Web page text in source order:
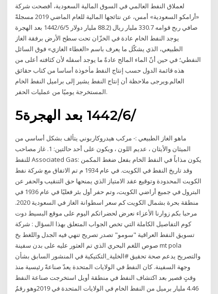
لعملاق النفط العالمي في السوق المالية السعودية، أفصحت شركة
«أرامكو السعودية» أمس، عن نتائجها المالية للعام الماضي 2019 مسجلةً
صافي ربح قوامه 330.7 مليار ريال (88.2 مليار دولار 5‏‏/6‏‏/1442 بعد الهجرة
يوجد النفط الخام عادة في الخزّان تحت سطح الأرض برفقة الغاز
الطبيعي، الذي يشكّل ما يعرف باسم «الغطاء الغازي» فوق السائل
النفطي؛ في حين أنّ الماء المالح عادةً ما يوجد أسفله لأن كثافته أعلى من
هذه قائمة الدول حسب إنتاج النفط مأخوذة أساسا من كتاب حقائق
العالم.ويرجى ملاحظة أن إنتاج النفط يشير إلى براميل النفط الخام
المستخرجة يوميًا من عمليات الحفر.
5‏‏/6‏‏/1442 بعد الهجرة
ماهو الغاز الطبيعي :- مركب هيدروكاربوني يتألف بشكل أساسي من
الميثان والأيثان ، عديم اللون ، ويكون على أحد حالتين: 1. غاز مصاحب
للنفط Associated Gas: يكون مذاباً في النفط الخام بفعل ضغط المكمن
وقد تاريخ النفط في الكويت. في عام 1934 م تم الاتفاق مع شركة نفط
الكويت المحدودة وتوقيع عقد الامتياز الذي يمنحها حق التنقيب والحفر عن
البترول في جميع أراضي الكويت، وتم حفر أول بئر فعليًا في عام 1936 في
منطقة بحرة بشمال الكويت كم سعر اسطوانة الغاز في السعودية 2020.
مرحبا بكم زوارنا الأعزاء نعرض لحضراتكم اليوم على موقع البسيط دوت
كوم التفاصيل الكاملة التي تخص الجواب المتعلق بهذا السؤال : شركة
تسويق النفط العراقية "سومو" تصدر تصريح تنهي فيه الجدل واللغط بخ
صوص اللغم البحري الذي تم العثور عليه على بدن سفينة mt pola
والتصريح يدعم صحة تحقيق #الخلية_التكتيكية في المنشور السابق بشأن
وجهة السفينة. كان النفط في الولايات المتحدة يعدّ صناعةً رئيسية منذ
وقتٍ قصير بعد اكتشاف النفط في منطقة أويل استخرجت صناعة النفط
4.46 مليار برميل من النفط الخام في الولايات المتحدة في 2019وهو رقمٌ